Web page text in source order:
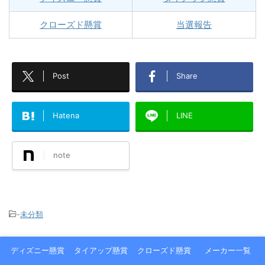
クローズド懸賞 当選報告
Post Share
Hatena LINE
note
-未分類
ディズニー懸賞 タイアップ懸賞 クローズド懸賞 メーカー一覧